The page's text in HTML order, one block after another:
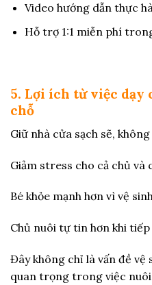
Video hướng dẫn thực
Hỗ trợ 1:1 miễn phí
5. Lợi ích từ việc dạy
chỗ
Giữ nhà cửa sạch sẽ,
Giảm stress cho cả chủ và
Bé khỏe mạnh hơn vì vệ
Chủ nuôi tự tin hơn khi tiếp
Đây không chỉ là vấn đề vệ
quan trọng trong việc nuôi